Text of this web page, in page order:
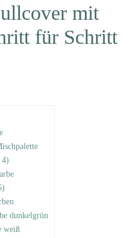
mit
für Schritt
4)
dunkelgrün
weiß